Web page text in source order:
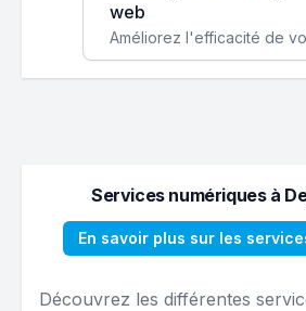
web
Services numériques à
En savoir plus sur les
Découvrez les différentes